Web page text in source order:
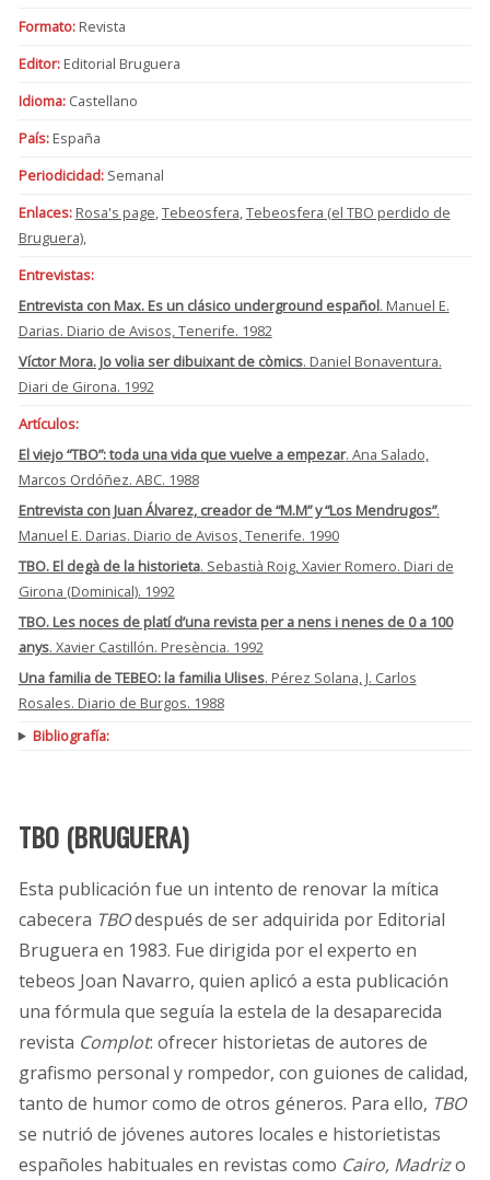
Formato:Revista
Editor:Editorial Bruguera
Idioma:Castellano
País:España
Periodicidad:Semanal
Enlaces: Rosa's page,Tebeosfera,Tebeosfera (el TBO perdido de
Bruguera),
Entrevistas:
Entrevista con Max. Es un clásico underground español. Manuel E.
Darias. Diario de Avisos, Tenerife. 1982
Víctor Mora. Jo volia ser dibuixant de còmics. Daniel Bonaventura.
Diari de Girona. 1992
Artículos:
El viejo “TBO”: toda una vida que vuelve a empezar. Ana Salado,
Marcos Ordóñez. ABC. 1988
Entrevista con Juan Álvarez, creador de “M.M” y “Los Mendrugos”.
Manuel E. Darias. Diario de Avisos, Tenerife. 1990
TBO. El degà de la historieta. Sebastià Roig, Xavier Romero. Diari de
Girona (Dominical). 1992
TBO. Les noces de platí d’una revista per a nens i nenes de 0 a 100
anys. Xavier Castillón. Presència. 1992
Una familia de TEBEO: la familia Ulises. Pérez Solana, J. Carlos
Rosales. Diario de Burgos. 1988
Bibliografía:
TBO (BRUGUERA)
Esta publicación fue un intento de renovar la mítica
cabecera TBOdespués de ser adquirida por Editorial
Bruguera en 1983. Fue dirigida por el experto en
tebeos Joan Navarro, quien aplicó a esta publicación
una fórmula que seguía la estela de la desaparecida
revista Complot: ofrecer historietas de autores de
grafismo personal y rompedor, con guiones de calidad,
tanto de humor como de otros géneros. Para ello, TBO
se nutrió de jóvenes autores locales e historietistas
españoles habituales en revistas como Cairo, Madrizo